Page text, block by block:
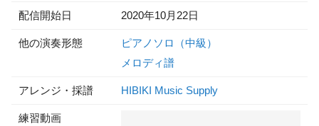
配信開始日 2020年10月22日
他の演奏形態
ピアノソロ（中級）
メロディ譜
アレンジ・採譜 HIBIKI Music Supply
練習動画